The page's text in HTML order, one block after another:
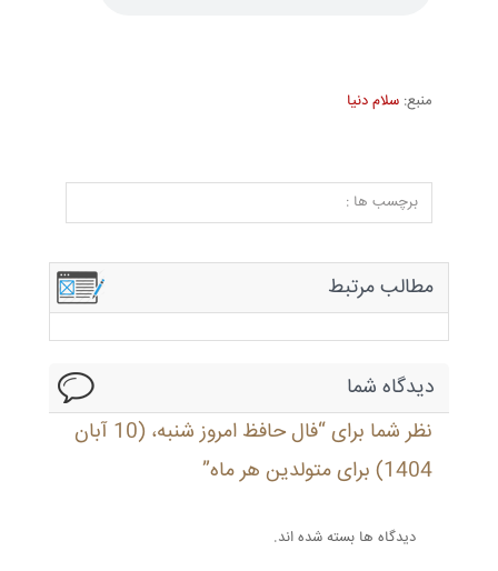
منبع: سلام دنیا
برچسب ها :
مطالب مرتبط
دیدگاه شما
نظر شما برای “فال حافظ امروز شنبه، (10 آبان
1404) برای متولدین هر ماه”
دیدگاه ها بسته شده اند.